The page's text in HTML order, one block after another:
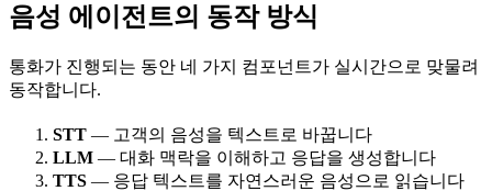
음성 에이전트의 동작 방식
통화가 진행되는 동안 네 가지 컴포넌트가 실시간으로 맞물려
동작합니다.
STT — 고객의 음성을 텍스트로 바꿉니다
LLM — 대화 맥락을 이해하고 응답을 생성합니다
TTS — 응답 텍스트를 자연스러운 음성으로 읽습니다